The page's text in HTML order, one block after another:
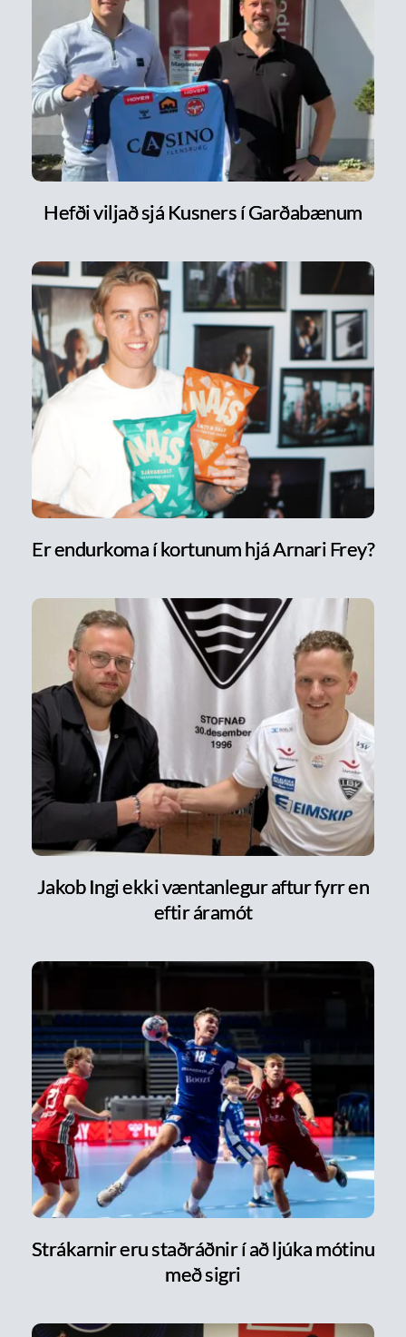
Hefði viljað sjá Kusners í Garðabænum
Er endurkoma í kortunum hjá Arnari Frey?
Jakob Ingi ekki væntanlegur aftur fyrr en
eftir áramót
Strákarnir eru staðráðnir í að ljúka mótinu
með sigri